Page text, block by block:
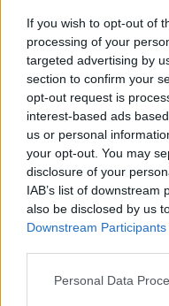
If you wish to opt-out of
processing of your
targeted advertising by
section to confirm your
opt-out request is
interest-based ads
us or personal
your opt-out. You may
disclosure of your
IAB’s list of
also be disclosed by us
Downstream Participants
Personal Data